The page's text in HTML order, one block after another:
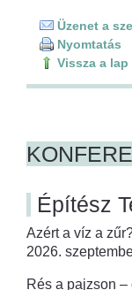
Üzenet a
Nyomtatás
Vissza a lap
Építész
Azért a víz a
2026.
Rés a pajzson